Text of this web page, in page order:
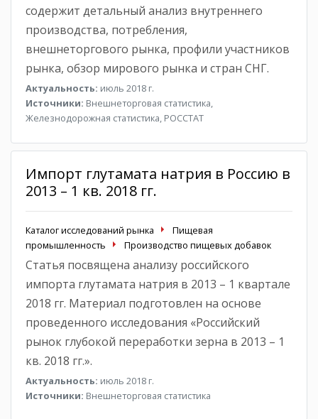
содержит детальный анализ внутреннего
производства, потребления,
внешнеторгового рынка, профили участников
рынка, обзор мирового рынка и стран СНГ.
Актуальность: июль 2018 г.
Источники: Внешнеторговая статистика,
Железнодорожная статистика, РОССТАТ
Импорт глутамата натрия в Россию в
2013 – 1 кв. 2018 гг.
Каталог исследований рынка
Пищевая
промышленность
Производство пищевых добавок
Статья посвящена анализу российского
импорта глутамата натрия в 2013 – 1 квартале
2018 гг. Материал подготовлен на основе
проведенного исследования «Российский
рынок глубокой переработки зерна в 2013 – 1
кв. 2018 гг.».
Актуальность: июль 2018 г.
Источники: Внешнеторговая статистика